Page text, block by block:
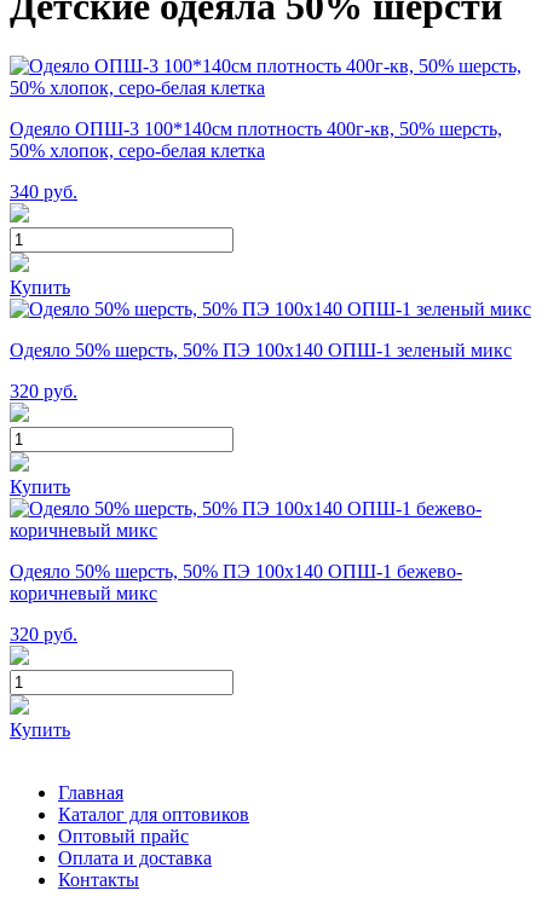
Одеяло ОПШ-3 100*140см плотность 400г-кв, 50% шерсть,
50% хлопок, серо-белая клетка
340 руб.
Купить
Одеяло 50% шерсть, 50% ПЭ 100х140 ОПШ-1 зеленый микс
320 руб.
Купить
Одеяло 50% шерсть, 50% ПЭ 100х140 ОПШ-1 бежево-
коричневый микс
320 руб.
Купить
Главная
Каталог для оптовиков
Оптовый прайс
Оплата и доставка
Контакты